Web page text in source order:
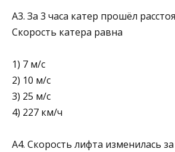
А3. За 3 часа катер прошёл
Скорость катера равна
1) 7 м/с
2) 10 м/с
3) 25 м/с
4) 227 км/ч
А4. Скорость лифта изменилась